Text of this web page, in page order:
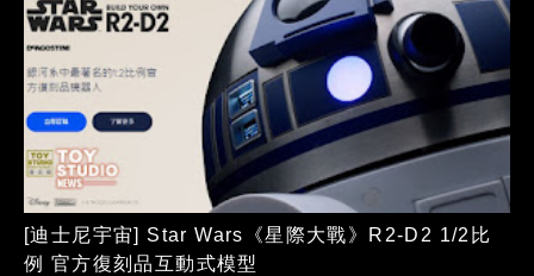
[迪士尼宇宙] Star Wars《星際大戰》R2-D2 1/2比
例 官方復刻品互動式模型